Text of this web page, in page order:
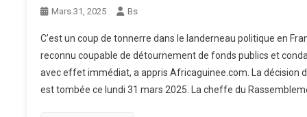
Mars 31, 2025 Bs
C’est un coup de tonnerre dans le landerneau politique en
reconnu coupable de détournement de fonds publics et
avec effet immédiat, a appris Africaguinee.com. La décision
est tombée ce lundi 31 mars 2025. La cheffe du